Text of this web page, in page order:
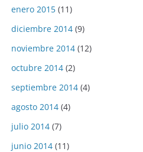
enero 2015 (11)
diciembre 2014 (9)
noviembre 2014 (12)
octubre 2014 (2)
septiembre 2014 (4)
agosto 2014 (4)
julio 2014 (7)
junio 2014 (11)